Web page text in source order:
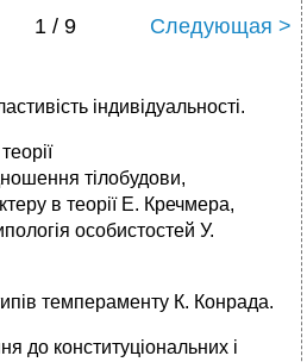
1 / 9 Следующая >
індивідуальності.
тілобудови,
в теорії Е. Кречмера,
особистостей У.
темпераменту К. Конрада.
до конституціональних і